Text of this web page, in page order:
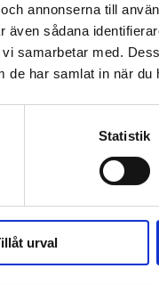
annonserna till
sådana
samarbetar med.
de har samlat in när du
Statistik
urval